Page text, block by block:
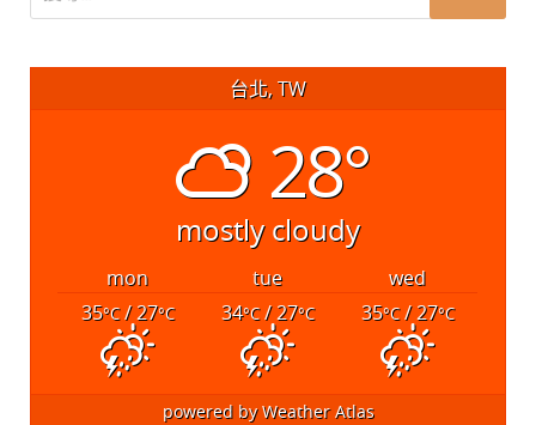
台北, TW
28°
mostly cloudy
mon tue
wed
35°C/ 27°C 34°C/ 27°C 35°C/ 27°C
powered byWeather Atlas